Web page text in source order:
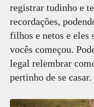
registrar tudinho e
recordações,
filhos e netos e eles
vocês começou.
legal relembrar
pertinho de se casar.